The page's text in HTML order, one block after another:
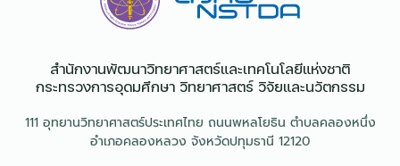
สำนักงานพัฒนาวิทยาศาสตร์และเทคโนโลยีแห่งชาติ​
กระทรวงการอุดมศึกษา วิทยาศาสตร์ วิจัยและนวัตกรรม
111 อุทยานวิทยาศาสตร์ประเทศไทย ถนนพหลโยธิน ตำบลคลองหนึ่ง
อำเภอคลองหลวง จังหวัดปทุมธานี 12120